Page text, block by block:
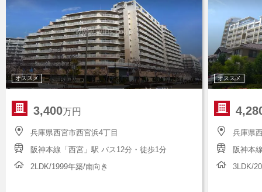
オススメ
3,400万円
兵庫県西宮市西宮浜4丁目
阪神本線「西宮」駅 バス12分・徒歩1分
2LDK/1999年築/南向き
オススメ
兵庫県
阪神本
3LDK/